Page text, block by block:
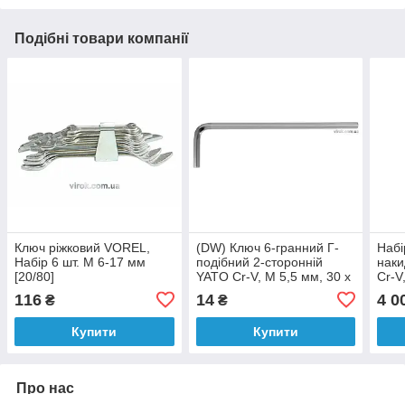
Подібні товари компанії
Ключ ріжковий VOREL,
Набір 6 шт. М 6-17 мм
[20/80]
116 ₴
Купити
(DW) Ключ 6-гранний Г-
подібний 2-сторонній
YATO Cr-V, М 5,5 мм, 30 х
14₴
Купити
Cr-
4
Про нас